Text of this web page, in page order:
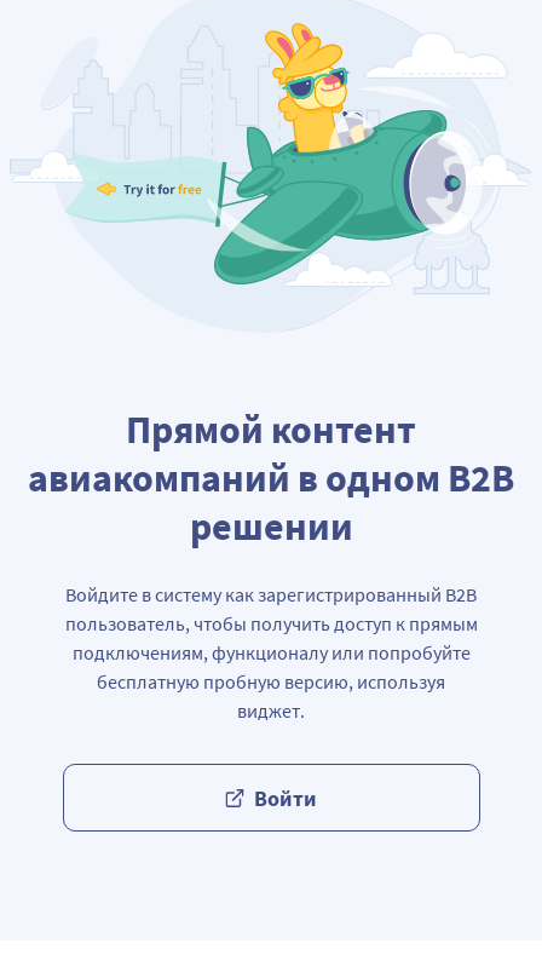
Прямой контент
авиакомпаний в одном В2В
решении
Войдите в систему как зарегистрированный B2B
пользователь, чтобы получить доступ к прямым
подключениям, функционалу или попробуйте
бесплатную пробную версию, используя
виджет.
Войти